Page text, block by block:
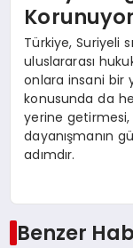
Korunuyor
Türkiye, Suriyeli
uluslararası
onlara insani bir
konusunda da
yerine
dayanışmanın
adımdır.
Benzer